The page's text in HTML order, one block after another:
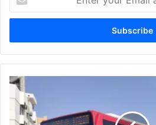
your
Email